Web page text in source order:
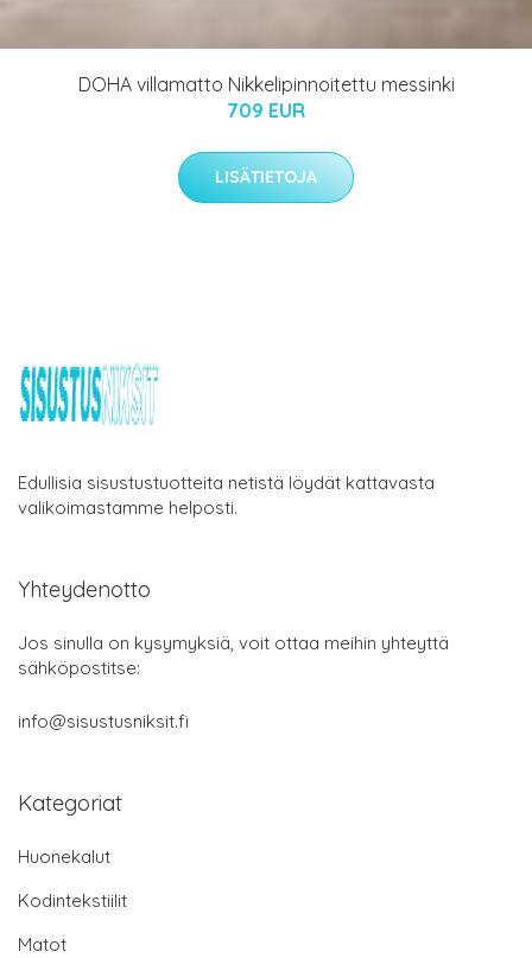
DOHA villamatto Nikkelipinnoitettu messinki
709 EUR
LISÄTIETOJA
Edullisia sisustustuotteita netistä löydät kattavasta
valikoimastamme helposti.
Yhteydenotto
Jos sinulla on kysymyksiä, voit ottaa meihin yhteyttä
sähköpostitse:
info@sisustusniksit.fi
Kategoriat
Huonekalut
Kodintekstiilit
Matot